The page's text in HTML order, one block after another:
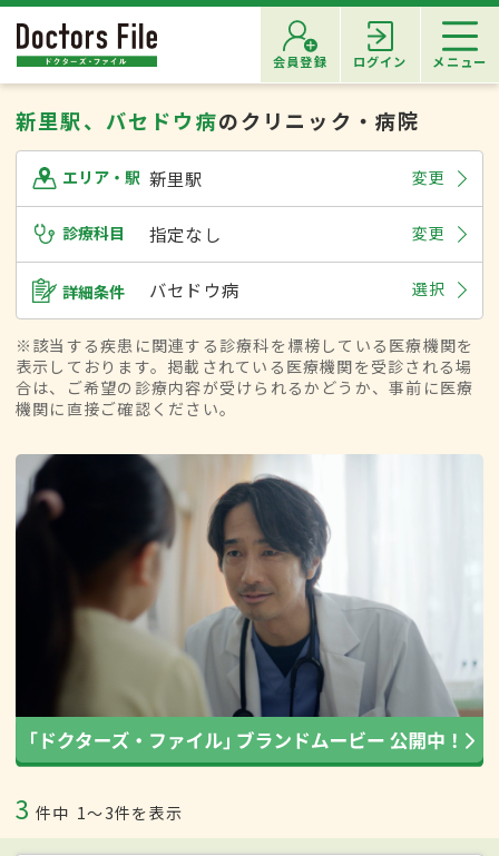
会員登録 ログイン メニュー
新里駅、バセドウ病のクリニック・病院
エリア・駅 新里駅 変更
診療科目 指定なし 変更
詳細条件 バセドウ病 選択
※該当する疾患に関連する診療科を標榜している医療機関を
表示しております。掲載されている医療機関を受診される場
合は、ご希望の診療内容が受けられるかどうか、事前に医療
機関に直接ご確認ください。
3 件中 1〜3件を表示